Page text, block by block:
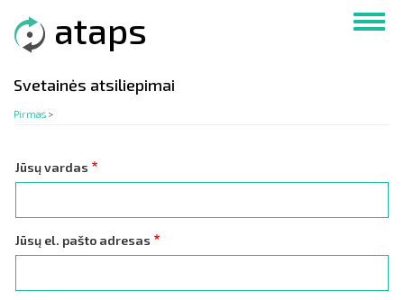
pagrindinį ataps
Svetainės atsiliepimai
Pirmas >
Jūsų vardas
Jūsų el. pašto adresas